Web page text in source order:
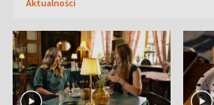
Aktualności